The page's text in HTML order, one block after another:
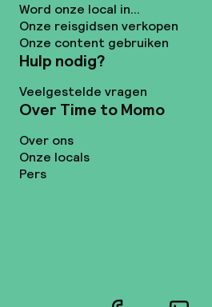
Word onze local in...
Onze reisgidsen verkopen
Onze content gebruiken
Hulp nodig?
Veelgestelde vragen
Over Time to Momo
Over ons
Onze locals
Pers